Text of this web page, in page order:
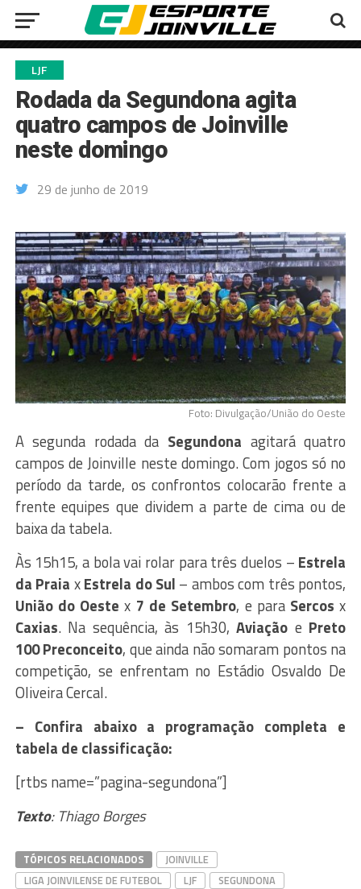
LJF
Rodada da Segundona agita
quatro campos de Joinville
neste domingo
29 de junho de 2019
Foto: Divulgação/União do Oeste
A segunda rodada da Segundona agitará quatro
campos de Joinville neste domingo. Com jogos só no
período da tarde, os confrontos colocarão frente a
frente equipes que dividem a parte de cima ou de
baixa da tabela.
Às 15h15, a bola vai rolar para três duelos – Estrela
da Praia xEstrela do Sul – ambos com três pontos,
União do Oeste x 7 de Setembro, e para Sercos x
Caxias. Na sequência, às 15h30,Aviação e Preto
100 Preconceito, que ainda não somaram pontos na
competição, se enfrentam no Estádio Osvaldo De
Oliveira Cercal.
– Confira abaixo a programação completa e
tabela de classificação:
[rtbs name=”pagina-segundona”]
Texto: Thiago Borges
TÓPICOS RELACIONADOS
JOINVILLE
LIGA JOINVILENSE DE FUTEBOL
LJF SEGUNDONA